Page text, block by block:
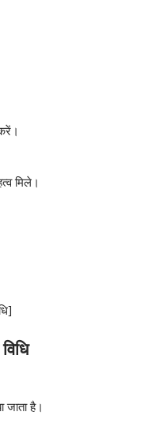
मिले।
जाता है।